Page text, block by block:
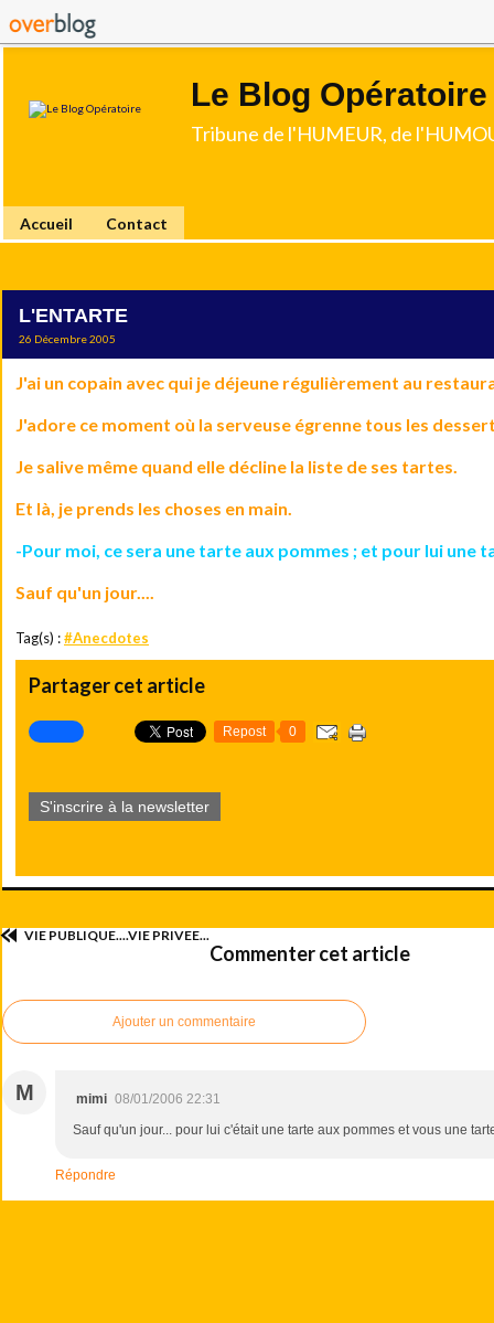
Le Blog Opératoire
Tribune de l'HUMEUR, de
Accueil Contact
L'ENTARTE
26 Décembre 2005
J'ai un copain avec qui je déjeune régulièrement au
J'adore ce moment où la serveuse égrenne tous les
Je salive même quand elle décline la liste de ses tartes.
Et là, je prends les choses en main.
-Pour moi, ce sera une tarte aux pommes ; et pour lui une
Sauf qu'un jour....
Tag(s) :#Anecdotes
Partager cet article
Repost 0
S'inscrire à la newsletter
VIE PUBLIQUE....VIE PRIVEE...
Commenter cet article
Ajouter un commentaire
M mimi 08/01/2006 22:31
Sauf qu'un jour... pour lui c'était une tarte aux pommes et vous une
Répondre